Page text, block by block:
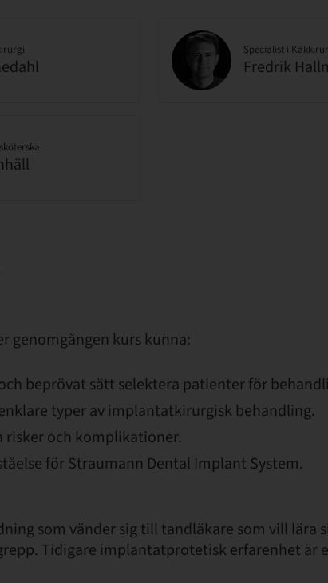
Specialist i
Fredrik
genomgången kurs kunna:
beprövat sätt selektera patienter för
typer av implantatkirurgisk behandling.
risker och komplikationer.
för Straumann Dental Implant System.
som vänder sig till tandläkare som vill lära
Tidigare implantatprotetisk erfarenhet är